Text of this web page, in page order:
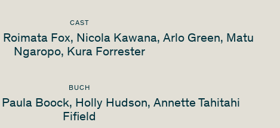
CAST
Roimata Fox, Nicola Kawana, Arlo Green, Matu
Ngaropo, Kura Forrester
BUCH
Boock, Holly Hudson, Annette Tahitahi
Fifield